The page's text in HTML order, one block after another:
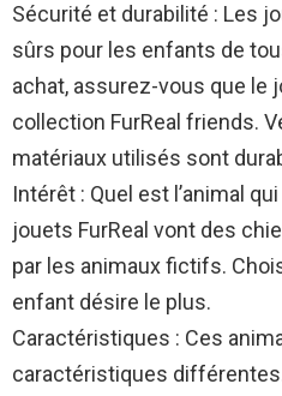
Sécurité et durabilité : Les
sûrs pour les enfants de
achat, assurez-vous que le
collection FurReal friends.
matériaux utilisés sont
Intérêt : Quel est l’animal
jouets FurReal vont des
par les animaux fictifs.
enfant désire le plus.
Caractéristiques : Ces
caractéristiques